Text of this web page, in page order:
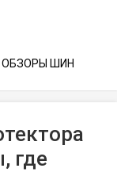
ОБЗОРЫ ШИН
где